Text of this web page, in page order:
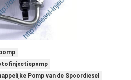
Pomp van de Spoordiesel